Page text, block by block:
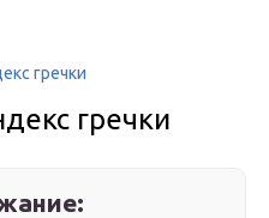
гречки
гречки